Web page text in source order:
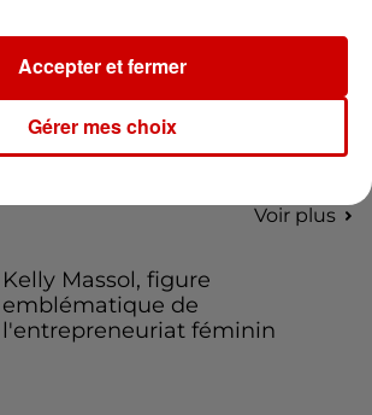
vous !
Voir plus
Kelly Massol, figure
emblématique de
l'entrepreneuriat féminin
Gérer mes choix
Accepter et fermer